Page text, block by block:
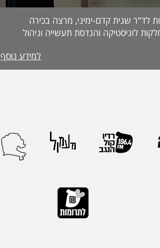
לד"ר שגית קדם-ימיני, מרצה בכירה
לוגיסטיקה והנדסת תעשייה וניהול
מטעם האגודה הבינלאומית IEOM Society
International. מההוקרות הגבוהות ביותר
IEOM היא אחת האגודות הבינלאומיות הגדולות
הנדסת התעשייה והניהול.
למידע נוסף